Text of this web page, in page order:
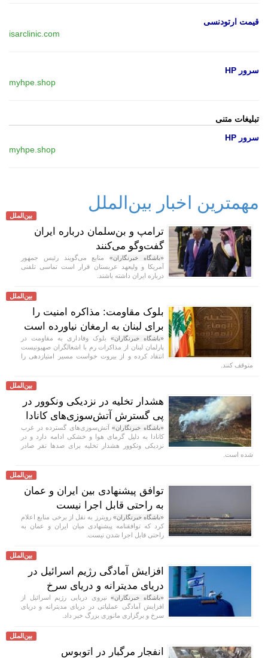
قیمت ارتودنسی
isarclinic.com
سرور HP
myhpe.shop
تبلیغات متنی
سرور HP
myhpe.shop
مهمترین اخبار بین‌الملل
بین‌الملل
ترامپ و بن‌سلمان درباره ایران
گفت‌و‌گو می‌کنند
«باشگاه خبرنگاران»منابع می‌گویند رئیس جمهور
آمریکا و ولیعهد عربستان قرار است تماسی تلفنی
درباره ایران داشته باشند.
بین‌الملل
بلوک مقاومت: مذاکره امنیت را
برای لبنان به ارمغان نیاورده است
«باشگاه خبرنگاران» بلوک وفاداری به مقاومت در
پارلمان لبنان از مذاکرات رم با اشغالگران صهیونیست
انتقاد کرده و از بیروت خواست مسیر امتیازدهی را
متوقف کنند.
بین‌الملل
هشدار تخلیه در نزدیکی ونکوور در
پی گسترش آتش‌سوزی‌های کانادا
«باشگاه خبرنگاران»آتش‌سوزی‌های گسترده در غرب
کانادا به دلیل گرمای هوا و خشکی ادامه دارد و در
نزدیکی ونکوور هشدار تخلیه برای صد‌ها نفر صادر
شده است.
بین‌الملل
توافق پیشنهادی بین ایران و عمان
به راحتی قابل اجرا نیست
«باشگاه خبرنگاران» رویترز به نقل از برخی منابع اعلام
کرد که توافقنامه پیشنهادی میان ایران و عمان به
راحتی قابل اجرا شدن نیست.
بین‌الملل
افزایش آمادگی رژیم اسرائیل در
دریای مدیترانه و دریای سرخ
«باشگاه خبرنگاران»نیروی دریایی رژیم اسرائیل از
افزایش آمادگی عملیاتی در دریای مدیترانه و دریای
سرخ و برگزاری مانوری بزرگ خبر داد.
بین‌الملل
انفجار مرگبار در اتوبوس